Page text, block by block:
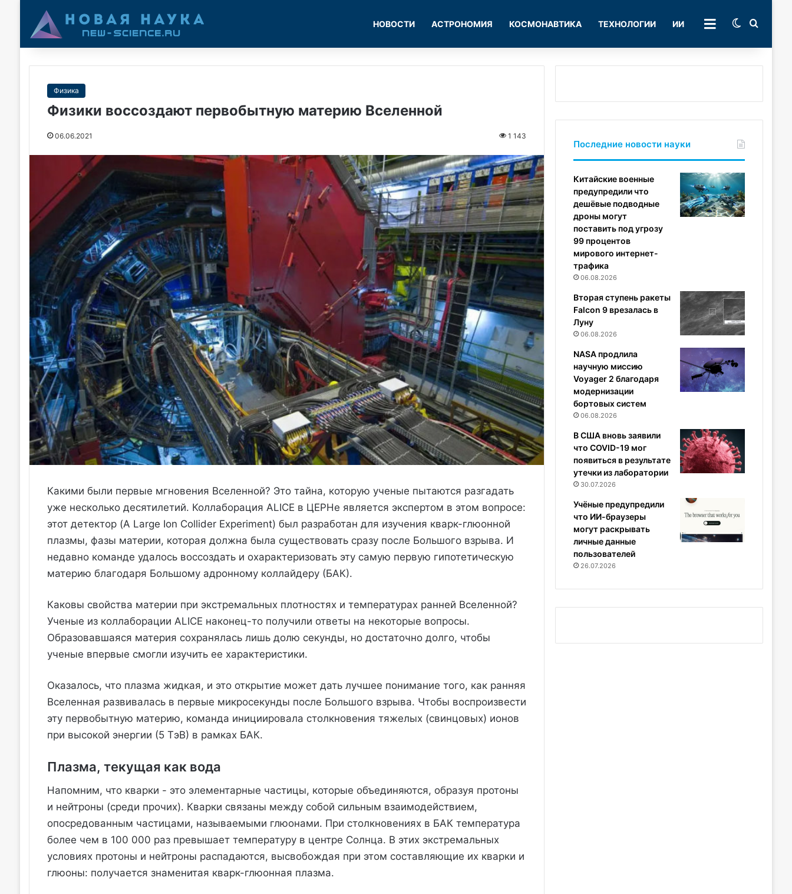
НОВОСТИ АСТРОНОМИЯ КОСМОНАВТИКА ТЕХНОЛОГИИ ИИ РУБРИКИSwitch skin
Физика
Физики воссоздают первобытную материю Вселенной
06.06.2021 1 143
Какими были первые мгновения Вселенной? Это тайна, которую ученые пытаются разгадать
уже несколько десятилетий. Коллаборация ALICE в ЦЕРНе является экспертом в этом вопросе:
этот детектор (A Large Ion Collider Experiment) был разработан для изучения кварк-глюонной
плазмы, фазы материи, которая должна была существовать сразу после Большого взрыва. И
недавно команде удалось воссоздать и охарактеризовать эту самую первую гипотетическую
материю благодаря Большому адронному коллайдеру (БАК).
Каковы свойства материи при экстремальных плотностях и температурах ранней Вселенной?
Ученые из коллаборации ALICE наконец-то получили ответы на некоторые вопросы.
Образовавшаяся материя сохранялась лишь долю секунды, но достаточно долго, чтобы
ученые впервые смогли изучить ее характеристики.
Оказалось, что плазма жидкая, и это открытие может дать лучшее понимание того, как ранняя
Вселенная развивалась в первые микросекунды после Большого взрыва. Чтобы воспроизвести
эту первобытную материю, команда инициировала столкновения тяжелых (свинцовых) ионов
при высокой энергии (5 ТэВ) в рамках БАК.
Плазма, текущая как вода
Напомним, что кварки - это элементарные частицы, которые объединяются, образуя протоны
и нейтроны (среди прочих). Кварки связаны между собой сильным взаимодействием,
опосредованным частицами, называемыми глюонами. При столкновениях в БАК температура
более чем в 100 000 раз превышает температуру в центре Солнца. В этих экстремальных
условиях протоны и нейтроны распадаются, высвобождая при этом составляющие их кварки и
глюоны: получается знаменитая кварк-глюонная плазма.
Последние новости науки
Китайские военные
предупредили что
дешёвые подводные
дроны могут
поставить под угрозу
99 процентов
мирового интернет-
трафика
06.08.2026
Вторая ступень ракеты
Falcon 9 врезалась в
Луну
06.08.2026
NASA продлила
научную миссию
Voyager 2 благодаря
модернизации
бортовых систем
06.08.2026
В США вновь заявили
что COVID-19 мог
появиться в результате
утечки из лаборатории
30.07.2026
Учёные предупредили
что ИИ-браузеры
могут раскрывать
личные данные
пользователей
26.07.2026